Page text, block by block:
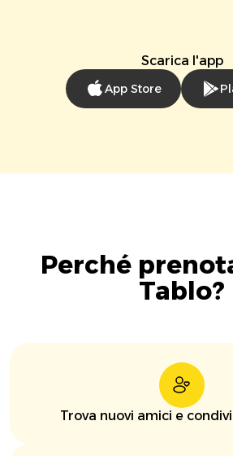
Scarica l'app
App Store
Perché
Tablo?
Trova nuovi amici e